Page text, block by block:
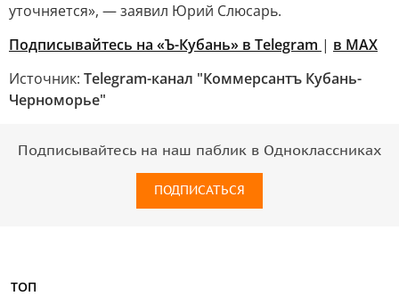
уточняется», — заявил Юрий Слюсарь.
Подписывайтесь на «Ъ-Кубань» в Telegram | в MAX
Источник: Telegram-канал "Коммерсантъ Кубань-
Черноморье"
Подписывайтесь на наш паблик в Одноклассниках
ПОДПИСАТЬСЯ
ТОП